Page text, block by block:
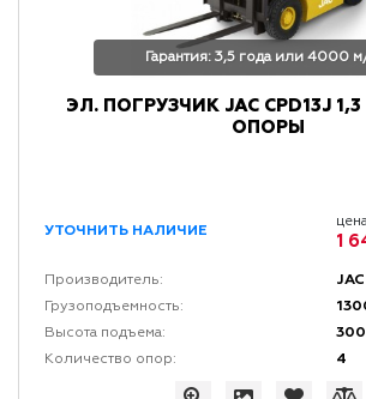
Гарантия: 3,5 года или 4000
ЭЛ. ПОГРУЗЧИК JAC CPD13J
ОПОРЫ
УТОЧНИТЬ НАЛИЧИЕ 1
Производитель: JAC
Грузоподъемность:
Высота подъема:
Количество опор: 4